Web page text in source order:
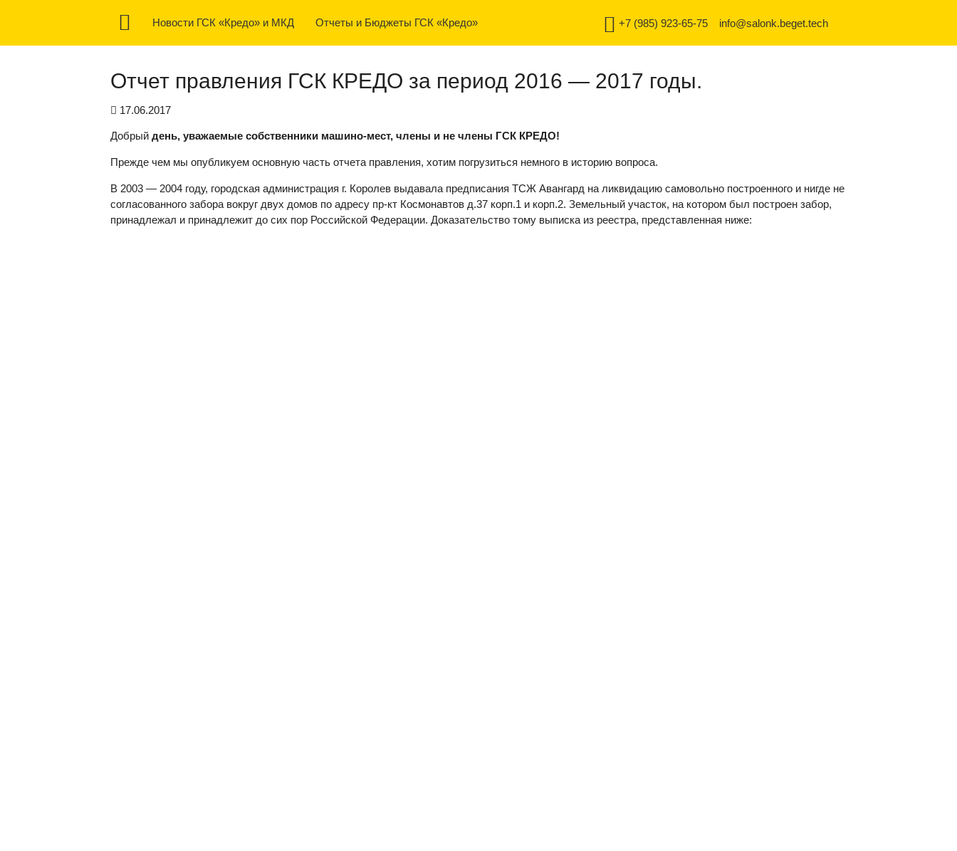
Новости ГСК «Кредо» и МКД Отчеты и Бюджеты ГСК «Кредо» +7 (985) 923-65-75 info@salonk.beget.tech
Отчет правления ГСК КРЕДО за период 2016 — 2017 годы.
17.06.2017
Добрыйдень, уважаемые собственники машино-мест, члены и не члены ГСК КРЕДО!
Прежде чем мы опубликуем основную часть отчета правления, хотим погрузиться немного в историю вопроса.
В 2003 — 2004 году, городская администрация г. Королев выдавала предписания ТСЖ Авангард на ликвидацию самовольно построенного и нигде не
согласованного забора вокруг двух домов по адресу пр-кт Космонавтов д.37 корп.1 и корп.2. Земельный участок, на котором был построен забор,
принадлежал и принадлежит до сих пор Российской Федерации. Доказательство тому выписка из реестра, представленная ниже: